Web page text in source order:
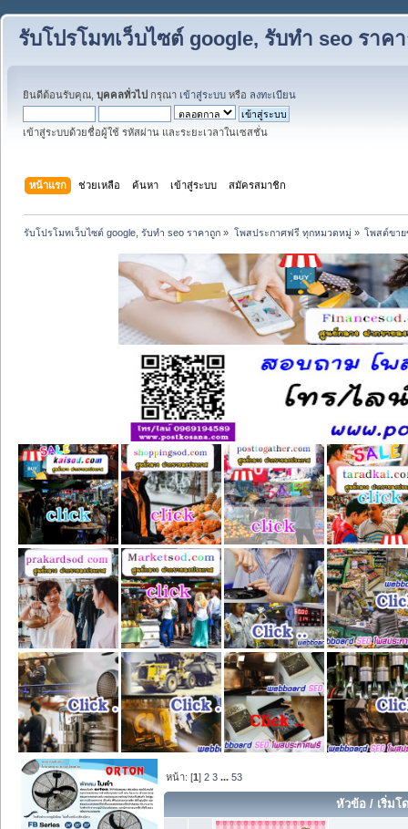
รับโปรโมทเว็บไซต์ google, รับทำ seo ราค
ยินดีต้อนรับคุณ, บุคคลทั่วไป กรุณา เข้าสู่ระบบ หรือ ลงทะเบียน
เข้าสู่ระบบด้วยชื่อผู้ใช้ รหัสผ่าน และระยะเวลาในเซสชั่น
หน้าแรก ช่วยเหลือ ค้นหา เข้าสู่ระบบ สมัครสมาชิก
รับโปรโมทเว็บไซต์ google, รับทำ seo ราคาถูก » โพสประกาศฟรี ทุกหมวดหมู่» โพสต์ขาย
หน้า: [1]2 3 ...53
หัวข้อ / เริ่มโ